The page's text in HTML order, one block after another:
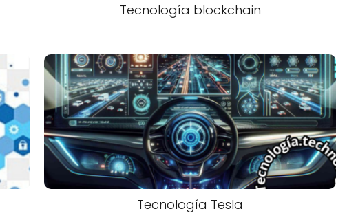
Tecnología blockchain
Tecnología Tesla